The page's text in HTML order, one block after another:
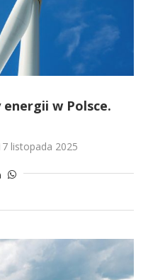
w Polsce.
listopada 2025